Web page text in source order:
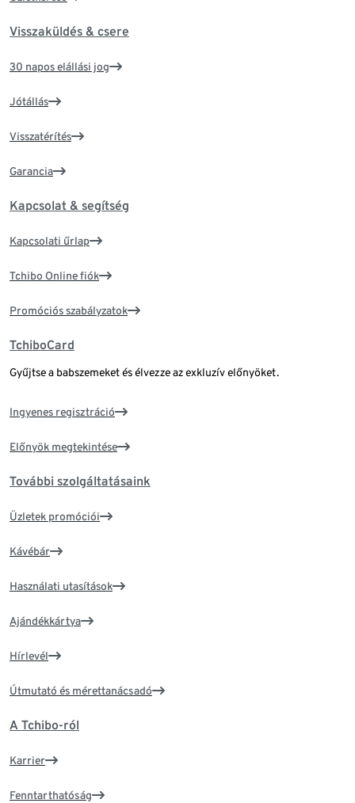
Visszaküldés & csere
30 napos elállási jog
Jótállás
Visszatérítés
Garancia
Kapcsolat & segítség
Kapcsolati űrlap
Tchibo Online fiók
Promóciós szabályzatok
TchiboCard
Gyűjtse a babszemeket és élvezze az exkluzív előnyöket.
Ingyenes regisztráció
Előnyök megtekintése
További szolgáltatásaink
Üzletek promóciói
Kávébár
Használati utasítások
Ajándékkártya
Hírlevél
Útmutató és mérettanácsadó
A Tchibo-ról
Karrier
Fenntarthatóság